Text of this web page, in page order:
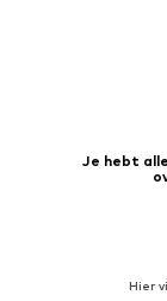
Je hebt
Hier